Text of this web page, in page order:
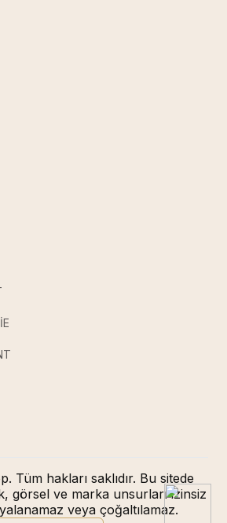
Tüm hakları saklıdır. Bu sitede
görsel ve marka unsurları izinsiz
veya çoğaltılamaz.